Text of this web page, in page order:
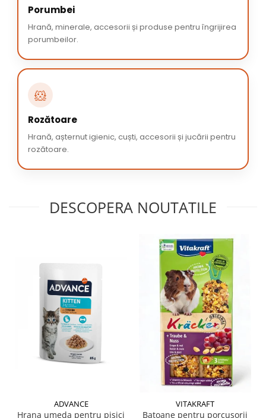
Porumbei
Hrană, minerale, accesorii și produse pentru îngrijirea
porumbeilor.
🐹
Rozătoare
Hrană, așternut igienic, cuști, accesorii și jucării pentru
rozătoare.
DESCOPERA NOUTATILE
ADVANCE
Hrana umeda pentru pisici
VITAKRAFT
Batoane pentru porcusorii